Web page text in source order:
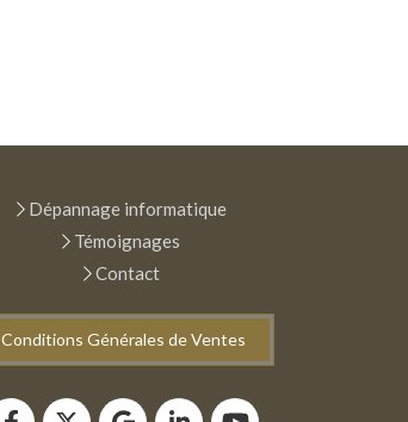
Dépannage informatique
Témoignages
Contact
Conditions Générales de Ventes